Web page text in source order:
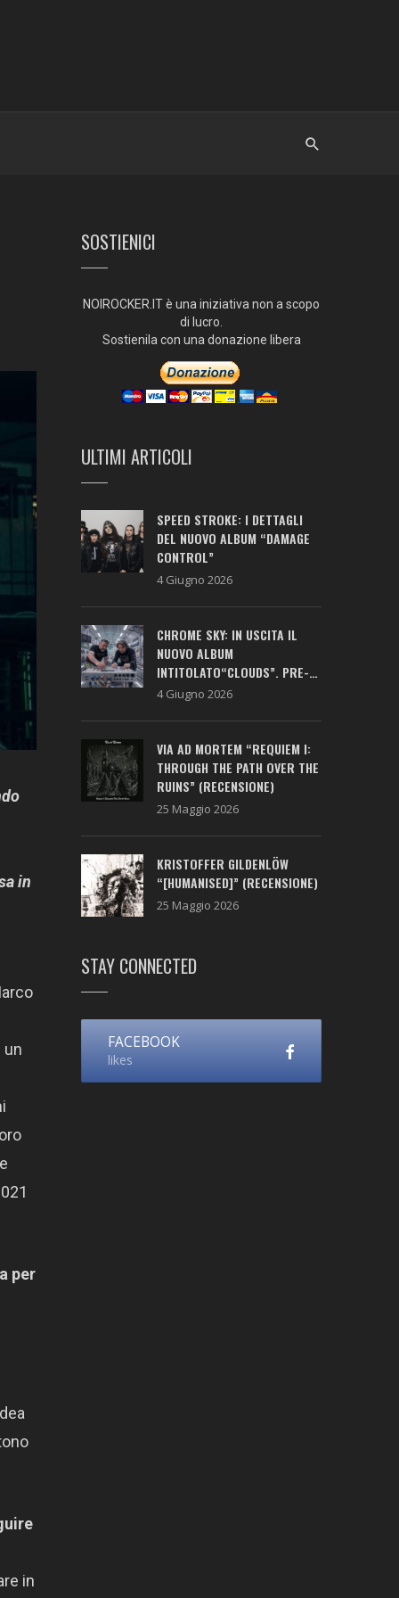
in
un
per
in
SOSTIENICI
NOIROCKER.IT è una iniziativa non a scopo
di lucro.
Sostienila con una donazione libera
ULTIMI ARTICOLI
SPEED STROKE: I DETTAGLI
DEL NUOVO ALBUM “DAMAGE
CONTROL”
4 Giugno 2026
CHROME SKY: IN USCITA IL
NUOVO ALBUM
INTITOLATO“CLOUDS”. PRE-
SAVE ATTIVO!
4 Giugno 2026
VIA AD MORTEM “REQUIEM I:
THROUGH THE PATH OVER THE
RUINS” (RECENSIONE)
25 Maggio 2026
KRISTOFFER GILDENLÖW
“[HUMANISED]” (RECENSIONE)
25 Maggio 2026
STAY CONNECTED
FACEBOOK
likes